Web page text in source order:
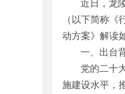
近日，龙
（以下简称
动方案》解读
一、出台
党的二十
施建设水平，